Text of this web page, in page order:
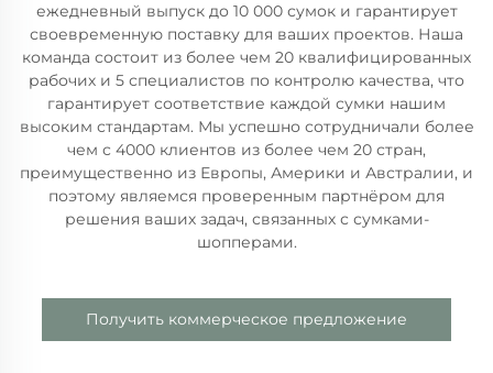
ежедневный выпуск до 10 000 сумок и гарантирует
своевременную поставку для ваших проектов. Наша
команда состоит из более чем 20 квалифицированных
рабочих и 5 специалистов по контролю качества, что
гарантирует соответствие каждой сумки нашим
высоким стандартам. Мы успешно сотрудничали более
чем с 4000 клиентов из более чем 20 стран,
преимущественно из Европы, Америки и Австралии, и
поэтому являемся проверенным партнёром для
решения ваших задач, связанных с сумками-
шопперами.
Получить коммерческое предложение